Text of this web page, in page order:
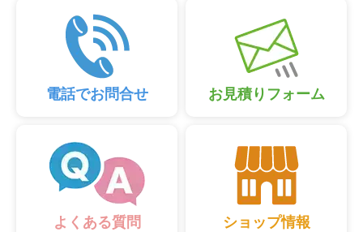
電話でお問合せ お見積りフォーム
よくある質問 ショップ情報